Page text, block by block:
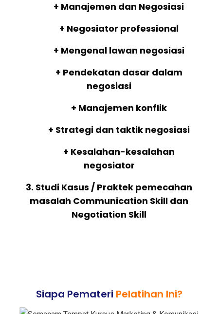
+ Manajemen dan Negosiasi
+ Negosiator professional
+ Mengenal lawan negosiasi
+ Pendekatan dasar dalam
negosiasi
+ Manajemen konflik
+ Strategi dan taktik negosiasi
+ Kesalahan-kesalahan
negosiator
3. Studi Kasus / Praktek pemecahan
masalah Communication Skill dan
Negotiation Skill
Siapa Pemateri Pelatihan Ini?